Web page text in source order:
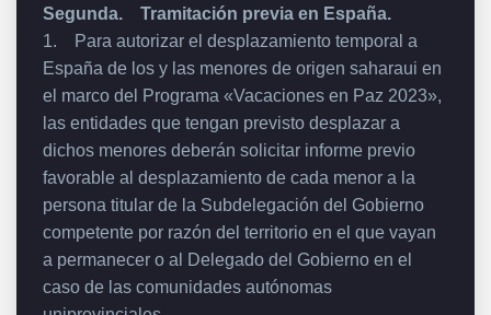
Segunda. Tramitación previa en España.
1. Para autorizar el desplazamiento temporal a
España de los y las menores de origen saharaui en
el marco del Programa «Vacaciones en Paz 2023»,
las entidades que tengan previsto desplazar a
dichos menores deberán solicitar informe previo
favorable al desplazamiento de cada menor a la
persona titular de la Subdelegación del Gobierno
competente por razón del territorio en el que vayan
a permanecer o al Delegado del Gobierno en el
caso de las comunidades autónomas